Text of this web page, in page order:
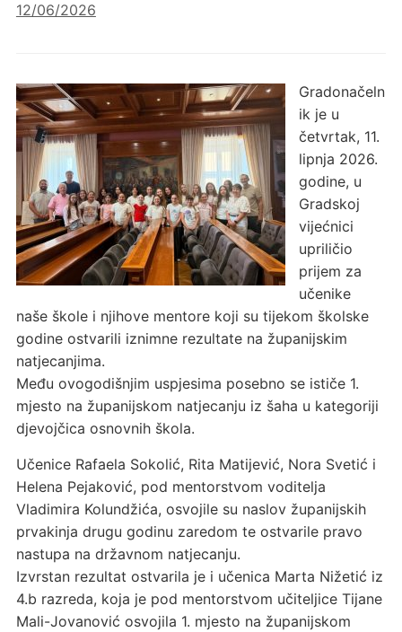
12/06/2026
Gradonačeln
ik je u
četvrtak, 11.
lipnja 2026.
godine, u
Gradskoj
vijećnici
upriličio
prijem za
učenike
naše škole i njihove mentore koji su tijekom školske
godine ostvarili iznimne rezultate na županijskim
natjecanjima.
Među ovogodišnjim uspjesima posebno se ističe 1.
mjesto na županijskom natjecanju iz šaha u kategoriji
djevojčica osnovnih škola.
Učenice Rafaela Sokolić, Rita Matijević, Nora Svetić i
Helena Pejaković, pod mentorstvom voditelja
Vladimira Kolundžića, osvojile su naslov županijskih
prvakinja drugu godinu zaredom te ostvarile pravo
nastupa na državnom natjecanju.
Izvrstan rezultat ostvarila je i učenica Marta Nižetić iz
4.b razreda, koja je pod mentorstvom učiteljice Tijane
Mali-Jovanović osvojila 1. mjesto na županijskom